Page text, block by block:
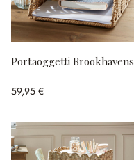
Portaoggetti Brookhavens
59,95 €